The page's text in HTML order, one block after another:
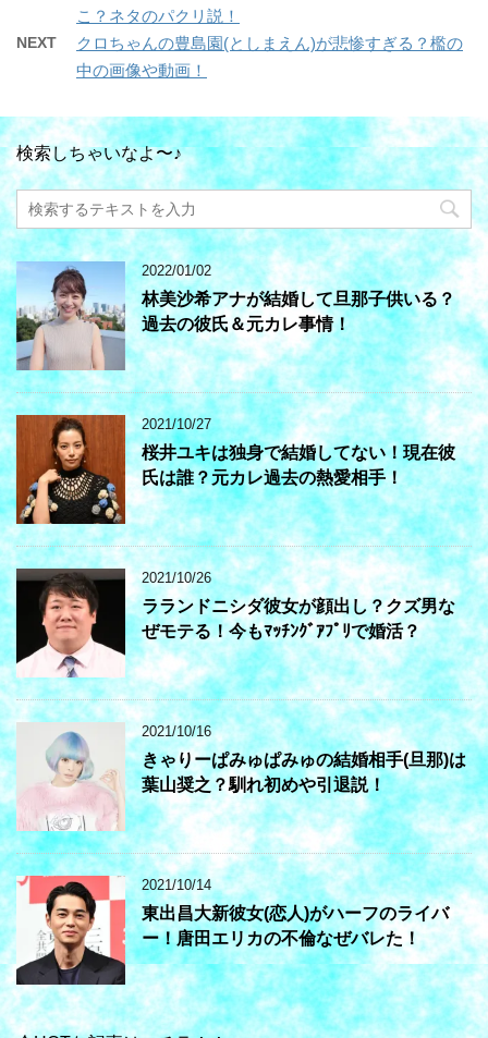
こ？ネタのパクリ説！
NEXT
クロちゃんの豊島園(としまえん)が悲惨すぎる？檻の
中の画像や動画！
検索しちゃいなよ〜♪
2022/01/02
林美沙希アナが結婚して旦那子供いる？
過去の彼氏＆元カレ事情！
2021/10/27
桜井ユキは独身で結婚してない！現在彼
氏は誰？元カレ過去の熱愛相手！
2021/10/26
ラランドニシダ彼女が顔出し？クズ男な
ぜモテる！今もﾏｯﾁﾝｸﾞｱﾌﾟﾘで婚活？
2021/10/16
きゃりーぱみゅぱみゅの結婚相手(旦那)は
葉山奨之？馴れ初めや引退説！
2021/10/14
東出昌大新彼女(恋人)がハーフのライバ
ー！唐田エリカの不倫なぜバレた！